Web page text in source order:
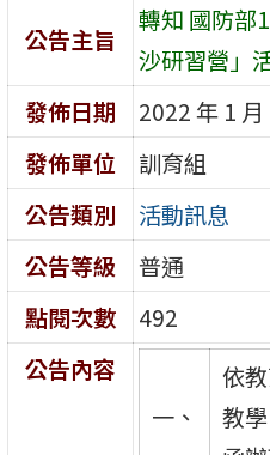
公告主旨
轉知 國防部
沙研習營」
發佈日期
2022 年 1 月
發佈單位
訓育組
公告類別
活動訊息
公告等級
普通
點閱次數
492
公告內容
一、
依
教